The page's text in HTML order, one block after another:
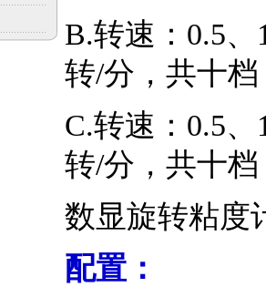
B.转速：0.5、
转/分，共十
C.转速：0.5、
转/分，共十
数显旋转粘度
配置：